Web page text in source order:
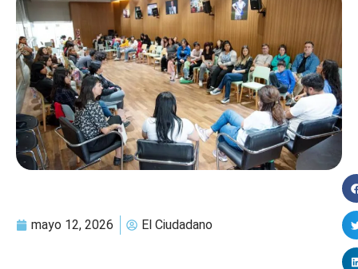
mayo 12, 2026 El Ciudadano